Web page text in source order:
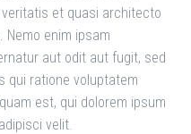
et quasi architecto
enim ipsam
aut odit aut fugit, sed
qui ratione voluptatem
est, qui dolorem ipsum
velit.